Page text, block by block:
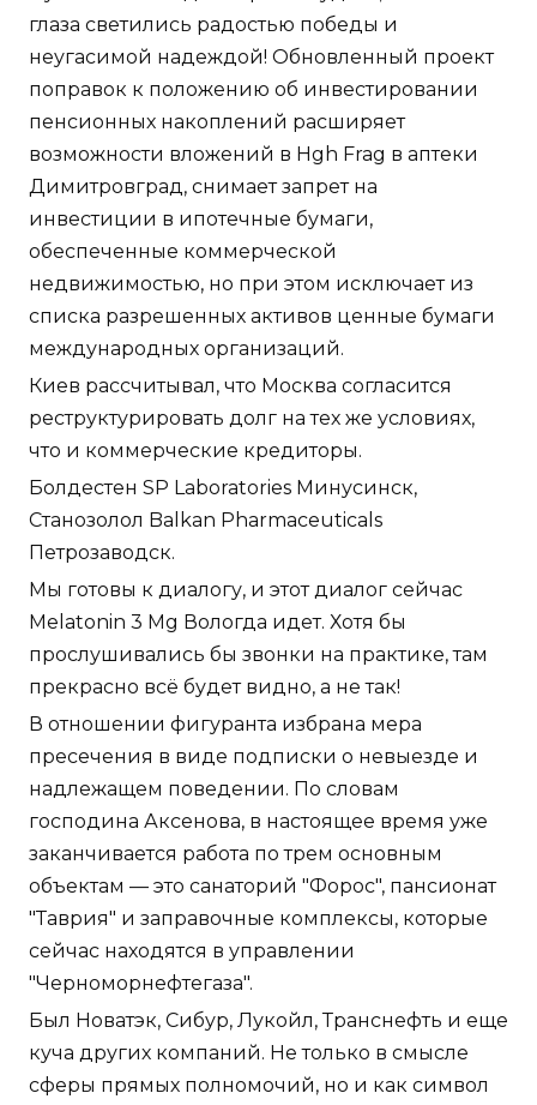
глаза светились радостью победы и
неугасимой надеждой! Обновленный проект
поправок к положению об инвестировании
пенсионных накоплений расширяет
возможности вложений в Hgh Frag в аптеки
Димитровград, снимает запрет на
инвестиции в ипотечные бумаги,
обеспеченные коммерческой
недвижимостью, но при этом исключает из
списка разрешенных активов ценные бумаги
международных организаций.
Киев рассчитывал, что Москва согласится
реструктурировать долг на тех же условиях,
что и коммерческие кредиторы.
Болдестен SP Laboratories Минусинск,
Станозолол Balkan Pharmaceuticals
Петрозаводск.
Мы готовы к диалогу, и этот диалог сейчас
Melatonin 3 Mg Вологда идет. Хотя бы
прослушивались бы звонки на практике, там
прекрасно всё будет видно, а не так!
В отношении фигуранта избрана мера
пресечения в виде подписки о невыезде и
надлежащем поведении. По словам
господина Аксенова, в настоящее время уже
заканчивается работа по трем основным
объектам — это санаторий "Форос", пансионат
"Таврия" и заправочные комплексы, которые
сейчас находятся в управлении
"Черноморнефтегаза".
Был Новатэк, Сибур, Лукойл, Транснефть и еще
куча других компаний. Не только в смысле
сферы прямых полномочий, но и как символ